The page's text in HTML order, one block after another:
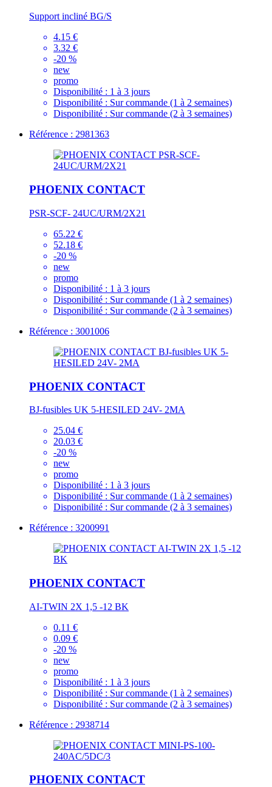
Support incliné BG/S
4.15 €
3.32 €
-20 %
new
promo
Disponibilité : 1 à 3 jours
Disponibilité : Sur commande (1 à 2 semaines)
Disponibilité : Sur commande (2 à 3 semaines)
Référence : 2981363
PHOENIX CONTACT
PSR-SCF- 24UC/URM/2X21
65.22 €
52.18 €
-20 %
new
promo
Disponibilité : 1 à 3 jours
Disponibilité : Sur commande (1 à 2 semaines)
Disponibilité : Sur commande (2 à 3 semaines)
Référence : 3001006
PHOENIX CONTACT
BJ-fusibles UK 5-HESILED 24V- 2MA
25.04 €
20.03 €
-20 %
new
promo
Disponibilité : 1 à 3 jours
Disponibilité : Sur commande (1 à 2 semaines)
Disponibilité : Sur commande (2 à 3 semaines)
Référence : 3200991
PHOENIX CONTACT
AI-TWIN 2X 1,5 -12 BK
0.11 €
0.09 €
-20 %
new
promo
Disponibilité : 1 à 3 jours
Disponibilité : Sur commande (1 à 2 semaines)
Disponibilité : Sur commande (2 à 3 semaines)
Référence : 2938714
PHOENIX CONTACT